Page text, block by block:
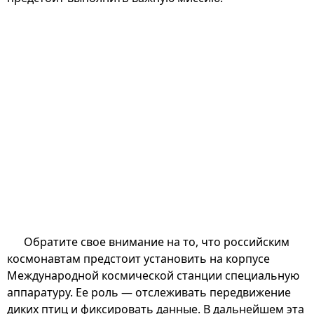
Обратите свое внимание на то, что российским
космонавтам предстоит установить на корпусе
Международной космической станции специальную
аппаратуру. Ее роль — отслеживать передвижение
диких птиц и фиксировать данные. В дальнейшем эта